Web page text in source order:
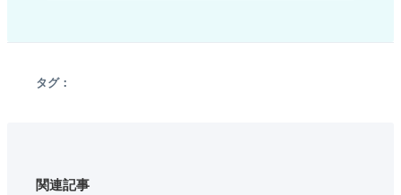
タグ：
関連記事